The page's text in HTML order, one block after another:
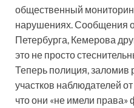
общественный
нарушениях. Сообщения
Петербурга, Кемерова
это не просто
Теперь полиция, заломив
участков наблюдателей
что они «не имели